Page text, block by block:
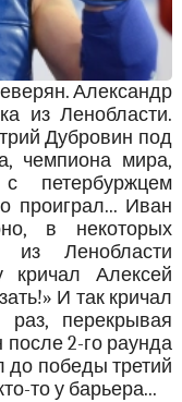
Александр
из Ленобласти.
Дубровин под
чемпиона мира,
петербуржцем
проиграл... Иван
в некоторых
из Ленобласти
Алексей
И так кричал
раз, перекрывая
2-го раунда
до победы третий
то у барьера...